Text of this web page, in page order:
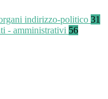
indirizzo-politico 31
- amministrativi 56